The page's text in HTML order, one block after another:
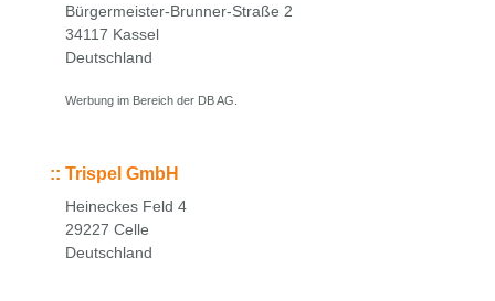
Bürgermeister-Brunner-Straße 2
34117 Kassel
Deutschland
Werbung im Bereich der DB AG.
:: Trispel GmbH
Heineckes Feld 4
29227 Celle
Deutschland